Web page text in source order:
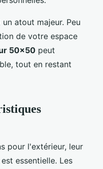
atout majeur. Peu
de votre espace
50x50 peut
tout en restant
pour l'extérieur, leur
essentielle. Les